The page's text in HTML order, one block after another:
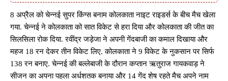
8 अप्रैल को चेन्नई सुपर किंग्स बनाम कोलकाता नाइट राइडर्स के बीच मैच खेला
गया. चेन्नई ने कोलकाता को सात विकेट से हरा दिया और कोलकाता की जीत का
सिलसिला रोक दिया. रवींद्र जड़ेजा ने अपनी गेंदबाजी का कमाल दिखाया और
महज 18 रन देकर तीन विकेट लिए. कोलकाता ने 9 विकेट के नुकसान पर सिर्फ
138 रन बनाए. चेन्नई की बल्लेबाजी के दौरान कप्तान ऋतुराज गायकवाड़ ने
सीजन का अपना पहला अर्धशतक बनाया और 14 गेंद शेष रहते मैच अपने नाम